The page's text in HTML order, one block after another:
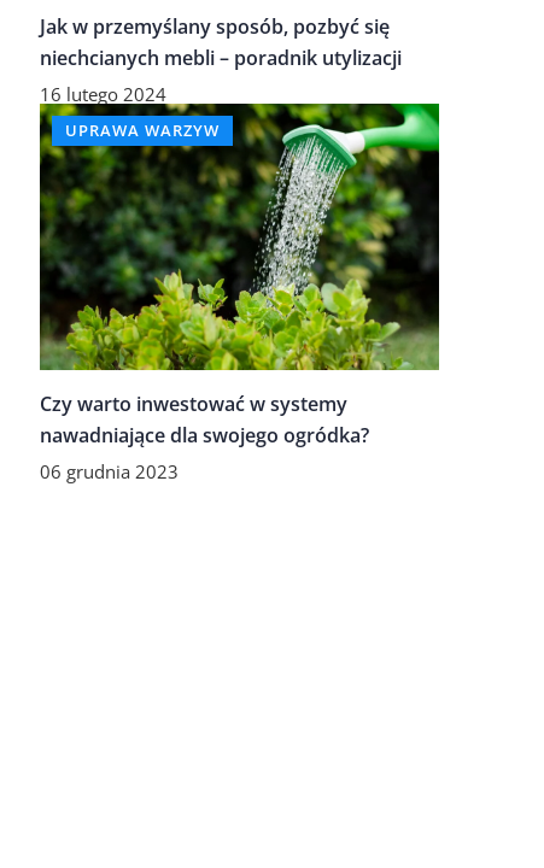
Jak w przemyślany sposób, pozbyć się
niechcianych mebli – poradnik utylizacji
16 lutego 2024
UPRAWA WARZYW
Czy warto inwestować w systemy
nawadniające dla swojego ogródka?
06 grudnia 2023